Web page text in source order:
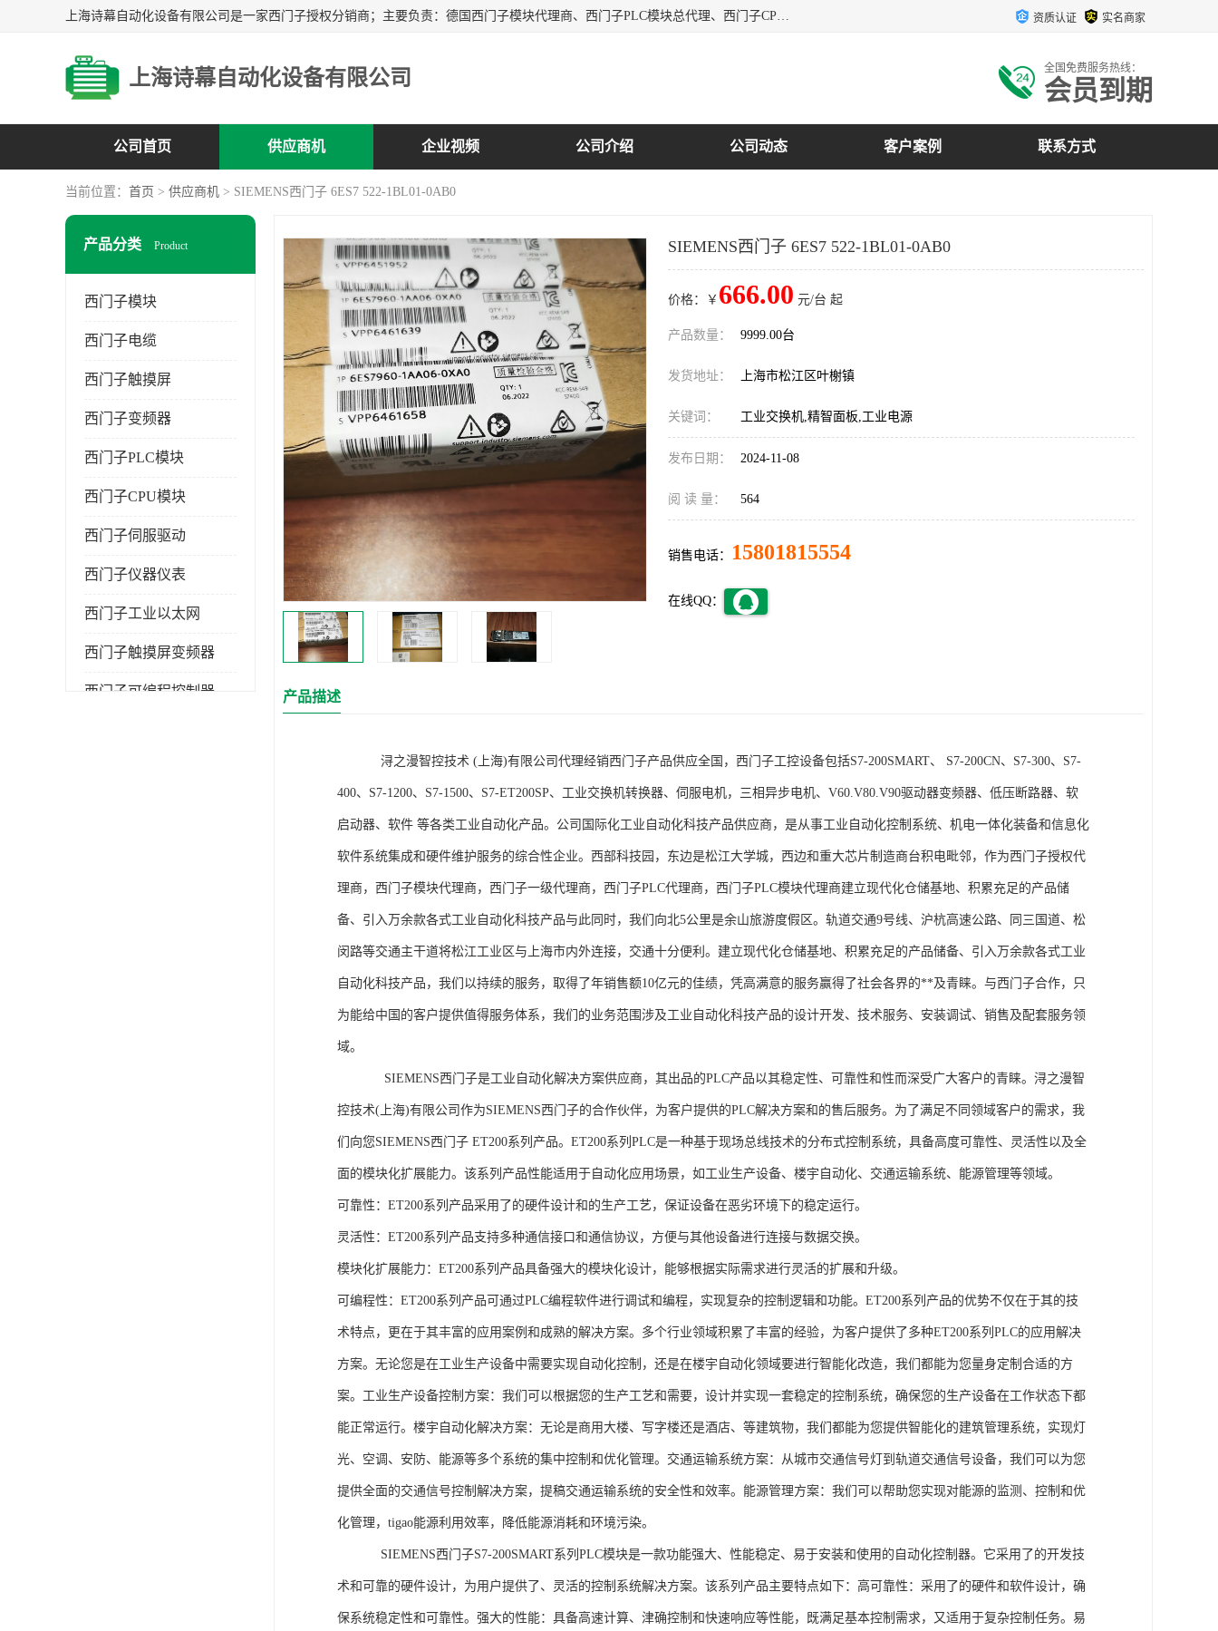
上海诗幕自动化设备有限公司是一家西门子授权分销商；主要负责：德国西门子模块代理商、西门子PLC模块总代理、西门子CPU模块代理商、西门子电缆代理、西门子触摸屏变频器总代理等专销售西门子各系列产品；实体公司，诚信经营，价格优势，品质保证，库存量大，供应！ 资质认证 实名商家
上海诗幕自动化设备有限公司 全国免费服务热线：
会员到期
公司首页 供应商机 企业视频 公司介绍 公司动态 客户案例 联系方式
当前位置： 首页 > 供应商机 > SIEMENS西门子 6ES7 522-1BL01-0AB0
产品分类 Product
西门子模块
西门子电缆
西门子触摸屏
西门子变频器
西门子PLC模块
西门子CPU模块
西门子伺服驱动
西门子仪器仪表
西门子工业以太网
西门子触摸屏变频器
西门子可编程控制器
SIEMENS西门子 6ES7 522-1BL01-0AB0
价格：￥ 666.00 元/台 起
产品数量： 9999.00台
发货地址： 上海市松江区叶榭镇
关键词： 工业交换机,精智面板,工业电源
发布日期： 2024-11-08
阅 读 量： 564
销售电话： 15801815554
在线QQ：
产品描述
浔之漫智控技术 (上海)有限公司代理经销西门子产品供应全国，西门子工控设备包括S7-200SMART、 S7-200CN、S7-300、S7-
400、S7-1200、S7-1500、S7-ET200SP、工业交换机转换器、伺服电机，三相异步电机、V60.V80.V90驱动器变频器、低压断路器、软
启动器、软件 等各类工业自动化产品。公司国际化工业自动化科技产品供应商，是从事工业自动化控制系统、机电一体化装备和信息化
软件系统集成和硬件维护服务的综合性企业。西部科技园，东边是松江大学城，西边和重大芯片制造商台积电毗邻，作为西门子授权代
理商，西门子模块代理商，西门子一级代理商，西门子PLC代理商，西门子PLC模块代理商建立现代化仓储基地、积累充足的产品储
备、引入万余款各式工业自动化科技产品与此同时，我们向北5公里是余山旅游度假区。轨道交通9号线、沪杭高速公路、同三国道、松
闵路等交通主干道将松江工业区与上海市内外连接，交通十分便利。建立现代化仓储基地、积累充足的产品储备、引入万余款各式工业
自动化科技产品，我们以持续的服务，取得了年销售额10亿元的佳绩，凭高满意的服务赢得了社会各界的**及青睐。与西门子合作，只
为能给中国的客户提供值得服务体系，我们的业务范围涉及工业自动化科技产品的设计开发、技术服务、安装调试、销售及配套服务领
域。
SIEMENS西门子是工业自动化解决方案供应商，其出品的PLC产品以其稳定性、可靠性和性而深受广大客户的青睐。浔之漫智
控技术(上海)有限公司作为SIEMENS西门子的合作伙伴，为客户提供的PLC解决方案和的售后服务。为了满足不同领域客户的需求，我
们向您SIEMENS西门子 ET200系列产品。ET200系列PLC是一种基于现场总线技术的分布式控制系统，具备高度可靠性、灵活性以及全
面的模块化扩展能力。该系列产品性能适用于自动化应用场景，如工业生产设备、楼宇自动化、交通运输系统、能源管理等领域。
可靠性：ET200系列产品采用了的硬件设计和的生产工艺，保证设备在恶劣环境下的稳定运行。
灵活性：ET200系列产品支持多种通信接口和通信协议，方便与其他设备进行连接与数据交换。
模块化扩展能力：ET200系列产品具备强大的模块化设计，能够根据实际需求进行灵活的扩展和升级。
可编程性：ET200系列产品可通过PLC编程软件进行调试和编程，实现复杂的控制逻辑和功能。ET200系列产品的优势不仅在于其的技
术特点，更在于其丰富的应用案例和成熟的解决方案。多个行业领域积累了丰富的经验，为客户提供了多种ET200系列PLC的应用解决
方案。无论您是在工业生产设备中需要实现自动化控制，还是在楼宇自动化领域要进行智能化改造，我们都能为您量身定制合适的方
案。工业生产设备控制方案：我们可以根据您的生产工艺和需要，设计并实现一套稳定的控制系统，确保您的生产设备在工作状态下都
能正常运行。楼宇自动化解决方案：无论是商用大楼、写字楼还是酒店、等建筑物，我们都能为您提供智能化的建筑管理系统，实现灯
光、空调、安防、能源等多个系统的集中控制和优化管理。交通运输系统方案：从城市交通信号灯到轨道交通信号设备，我们可以为您
提供全面的交通信号控制解决方案，提稿交通运输系统的安全性和效率。能源管理方案：我们可以帮助您实现对能源的监测、控制和优
化管理，tigao能源利用效率，降低能源消耗和环境污染。
SIEMENS西门子S7-200SMART系列PLC模块是一款功能强大、性能稳定、易于安装和使用的自动化控制器。它采用了的开发技
术和可靠的硬件设计，为用户提供了、灵活的控制系统解决方案。该系列产品主要特点如下：高可靠性：采用了的硬件和软件设计，确
保系统稳定性和可靠性。强大的性能：具备高速计算、津确控制和快速响应等性能，既满足基本控制需求，又适用于复杂控制任务。易